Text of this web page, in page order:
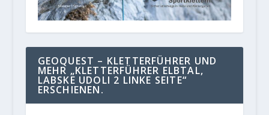
GEOQUEST – KLETTERFÜHRER UND
MEHR „KLETTERFÜHRER ELBTAL,
LABSKE UDOLI 2 LINKE SEITE“
ERSCHIENEN.